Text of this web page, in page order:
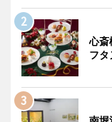
心斎
フタ